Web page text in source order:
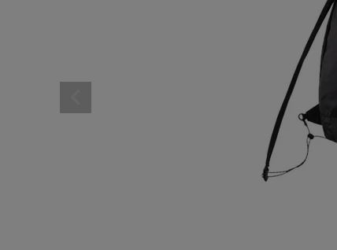
メンズシューズ･スニ
レディースシューズ･
サンダル･シューズそ
アウトドア 登山
キャップ･ハット･ニッ
全てのカテゴリを見る